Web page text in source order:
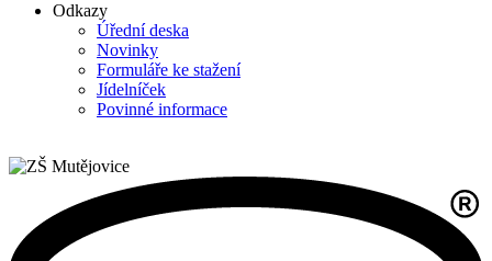
Odkazy
Úřední deska
Novinky
Formuláře ke stažení
Jídelníček
Povinné informace